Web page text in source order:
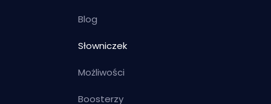
Blog
Słowniczek
Możliwości
Boosterzy